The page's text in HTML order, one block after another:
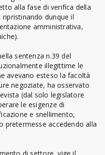
alla fase di verifica della
dunque il
amministrativa,
sentenza n.39 del
illegittime le
avevano esteso la facoltà
negoziate, ha osservato
(dal solo legislatore
le esigenze di
e snellimento,
pretermesse accedendo alla
di settore, vige il